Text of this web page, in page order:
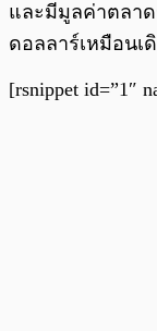
และมีมูลค่าตลา
ดอลลาร์เหมือนเ
[rsnippet id=”1″